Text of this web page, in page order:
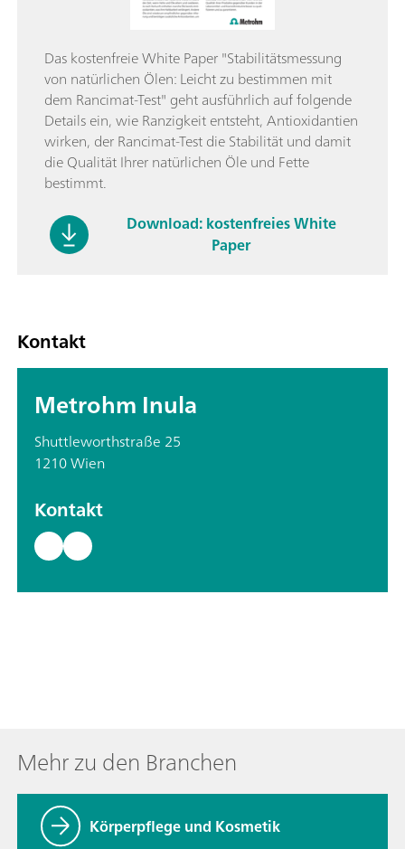
Das kostenfreie White Paper "Stabilitätsmessung
von natürlichen Ölen: Leicht zu bestimmen mit
dem Rancimat-Test" geht ausführlich auf folgende
Details ein, wie Ranzigkeit entsteht, Antioxidantien
wirken, der Rancimat-Test die Stabilität und damit
die Qualität Ihrer natürlichen Öle und Fette
bestimmt.
Download: kostenfreies White
Paper
Kontakt
Metrohm Inula
Shuttleworthstraße 25
1210 Wien
Kontakt
Mehr zu den Branchen
Körperpflege und Kosmetik